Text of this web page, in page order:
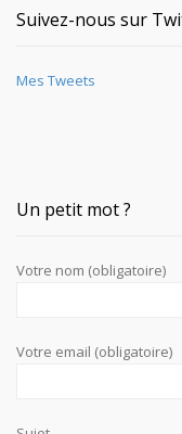
Suivez-nous sur
Mes Tweets
Un petit mot ?
Votre nom (obligatoire)
Votre email (obligatoire)